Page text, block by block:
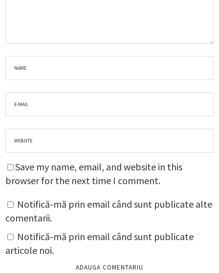
Save my name, email, and website in this
browser for the next time I comment.
Notifică-mă prin email când sunt publicate alte
comentarii.
Notifică-mă prin email când sunt publicate
articole noi.